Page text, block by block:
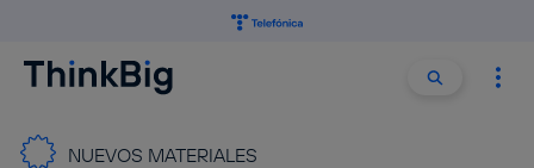
Buscar
NUEVOS MATERIALES